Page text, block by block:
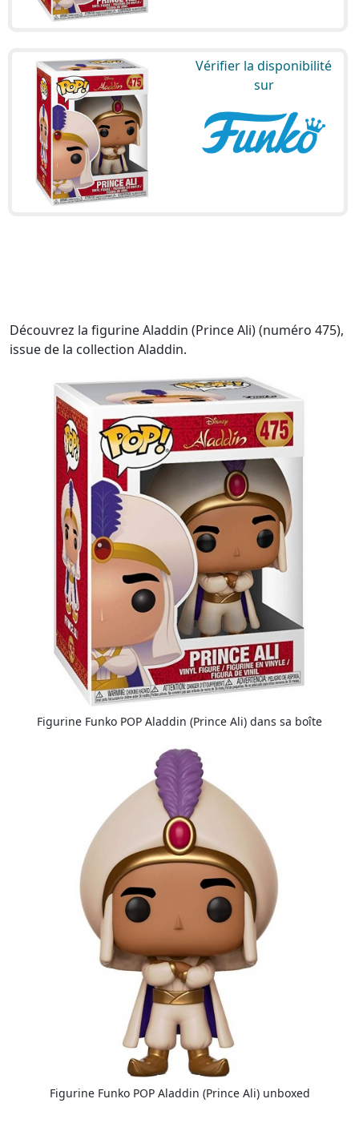
Vérifier la disponibilité
sur
Découvrez la figurine Aladdin (Prince Ali) (numéro 475),
issue de la collection Aladdin.
Figurine Funko POP Aladdin (Prince Ali) dans sa boîte
Figurine Funko POP Aladdin (Prince Ali) unboxed